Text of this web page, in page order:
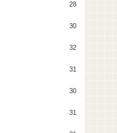
28
30
32
31
30
31